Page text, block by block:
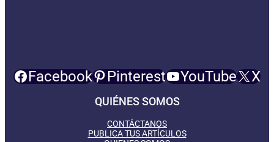
Facebook Pinterest YouTube X
QUIÉNES SOMOS
CONTÁCTANOS
PUBLICA TUS ARTÍCULOS